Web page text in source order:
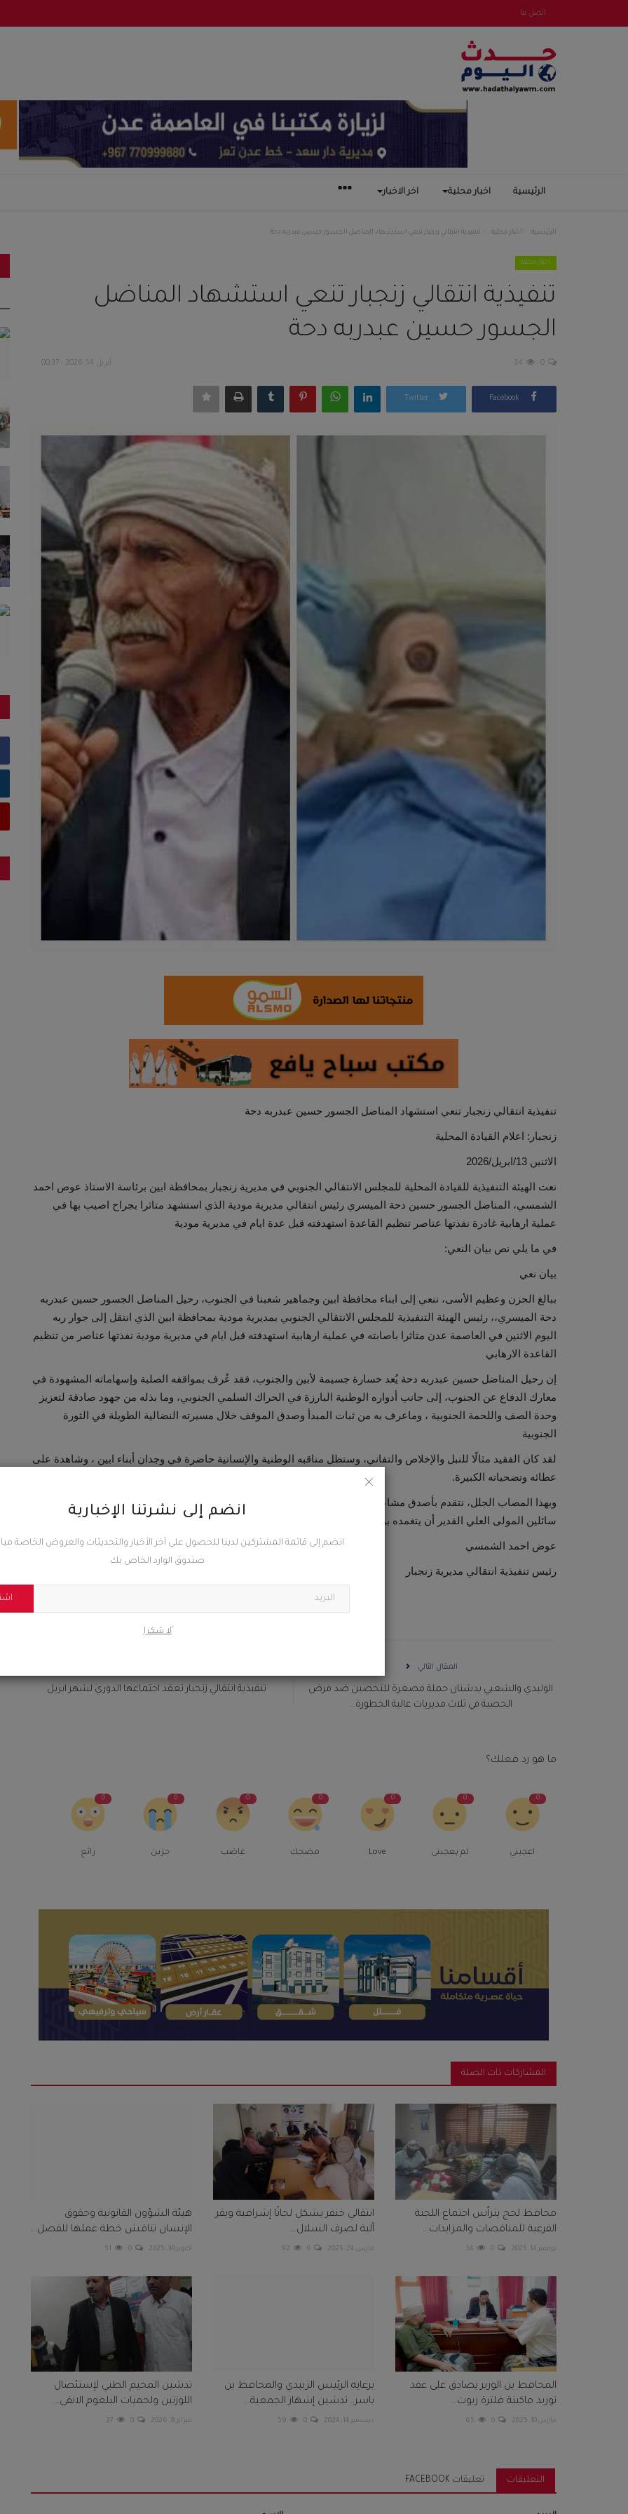
اتصل بنا
الرئيسية اخبار محلية اخر الاخبار
انضم إلى نشرتنا الإخبارية
انضم إلى قائمة المشتركين لدينا للحصول على آخر الأخبار والتحديثات والعروض الخاصة
صندوق الوارد الخاص بك
ًلا شكرا
الرئيسية اخبار محلية تنفيذية انتقالي زنجبار تنعي استشهاد المناضل الجسور حسين عبدربه دحة
اخبار محلية
تنفيذية انتقالي زنجبار تنعي استشهاد المناضل
الجسور حسين عبدربه دحة
أبريل 14, 2026 - 00:37 0
34
Facebook
Twitter
تنفيذية انتقالي زنجبار تنعي استشهاد المناضل الجسور حسين عبدربه دحة
زنجبار: اعلام القيادة المحلية
الاثنين 13/ابريل/2026
نعت الهيئة التنفيذية للقيادة المحلية للمجلس الانتقالي الجنوبي في مديرية زنجبار بمحافظة ابين برئاسة الاستاذ عوص احمد
الشمسي، المناضل الجسور حسين دحة الميسري رئيس انتقالي مديرية مودية الذي استشهد متاثرا بجراح اصيب بها في
عملية ارهابية غادرة نفذتها عناصر تنظيم القاعدة استهدفته قبل عدة ايام في مديرية مودية
في ما يلي نص بيان النعي:
بيان نعي
ببالغ الحزن وعظيم الأسى، ننعي إلى ابناء محافظة ابين وجماهير شعبنا في الجنوب، رحيل المناضل الجسور حسين عبدربه
دحة الميسري،، رئيس الهيئة التنفيذية للمجلس الانتقالي الجنوبي بمديرية مودية بمحافظة ابين الذي انتقل إلى جوار ربه
اليوم الاثنين في العاصمة عدن متاثرا باصابته في عملية ارهابية استهدفته قبل ايام في مديرية مودية نفذتها عناصر من تنظيم
القاعدة الارهابي
إن رحيل المناضل حسين عبدربه دحة يُعد خسارة جسيمة لأبين والجنوب، فقد عُرف بمواقفه الصلبة وإسهاماته المشهودة في
معارك الدفاع عن الجنوب، إلى جانب أدواره الوطنية البارزة في الحراك السلمي الجنوبي، وما بذله من جهود صادقة لتعزيز
وحدة الصف واللحمة الجنوبية ، وماعرف به من ثبات المبدأ وصدق الموقف خلال مسيرته النضالية الطويلة في الثورة
الجنوبية
لقد كان الفقيد مثالًا للنبل والإخلاص والتفاني، وستظل مناقبه الوطنية والإنسانية حاضرة في وجدان أبناء ابين ، وشاهدة على
عطائه وتضحياته الكبيرة.
وبهذا المصاب الجلل، نتقدم بأصدق مشاعر العزاء والمواساة إلى اخوان الشهيد واولاده وأسرته وذويه ورفاق دربه كافة،
سائلين المولى العلي القدير أن يتغمده بواسع رحمته ومغفرته، ويسكنه فسيح جناته، ويلهم أهله وذويه الصبر والسلوان.
عوض احمد الشمسي
رئيس تنفيذية انتقالي مديرية زنجبار
تنفيذية انتقالي زنجبار تعقد اجتماعها الدوري لشهر ابريل
المقال التالي
الوليدي والشعبي يدشنان حملة مصغرة للتحصين ضد مرض
الحصبة في ثلاث مديريات عالية الخطورة...
ما هو رد فعلك؟
0
اعجبني
0
لم يعجبنى
0
Love
0
مضحك
0
غاضب
0
حزين
0
رائع
المشاركات ذات الصلة
محافظ لحج يترأس اجتماع اللجنة
الفرعية للمناقصات والمزايدات...
نوفمبر 14, 2025 0
34
انتقالي خنفر يشكل لجانًا إشرافية ويقر
آلية لصرف السلال...
مارس 24, 2025 0
92
هيئة الشؤون القانونية وحقوق
الإنسان تناقش خطة عملها للفصل...
أكتوبر 30, 2025 0
51
المحافظ بن الوزير يصادق على عقد
توريد ماكينة فلترة زيوت...
مارس 10, 2025 0
65
برعاية الرئيس الزبيدي والمحافظ بن
ياسر.. تدشين إشهار الجمعية...
ديسمبر 14, 2024 0
59
تدشين المخيم الطبي لإستئصال
اللوزتين ولحميات البلعوم الانفي...
فبراير 8, 2026 0
27
التعليقات تعليقات FACEBOOK